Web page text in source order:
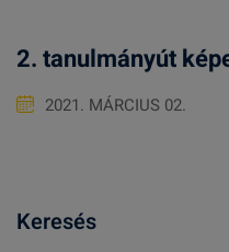
2. tanulmányút
2021. MÁRCIUS 02.
Keresés